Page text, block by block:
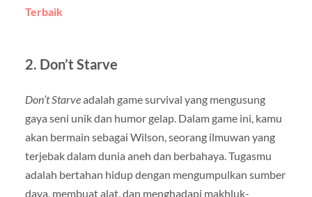
Terbaik
2. Don’t Starve
Don’t Starveadalah game survival yang mengusung
gaya seni unik dan humor gelap. Dalam game ini, kamu
akan bermain sebagai Wilson, seorang ilmuwan yang
terjebak dalam dunia aneh dan berbahaya. Tugasmu
adalah bertahan hidup dengan mengumpulkan sumber
daya, membuat alat, dan menghadapi makhluk-